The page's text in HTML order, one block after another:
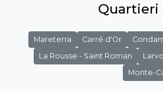
Quartieri
Mareterra Carré d'Or
La Rousse - Saint Roman
Monte-